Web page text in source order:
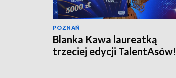
POZNAŃ
Blanka Kawa laureatką
trzeciej edycji TalentAsów!